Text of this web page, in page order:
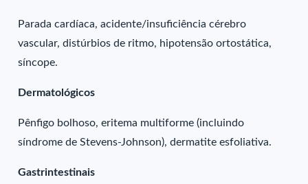
Parada cardíaca, acidente/insuficiência cérebro
vascular, distúrbios de ritmo, hipotensão ortostática,
síncope.
Dermatológicos
Pênfigo bolhoso, eritema multiforme (incluindo
síndrome de Stevens-Johnson), dermatite esfoliativa.
Gastrintestinais